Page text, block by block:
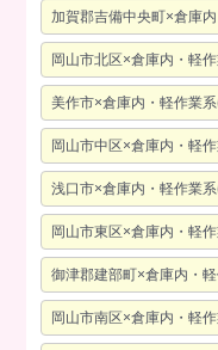
加賀郡吉備中央町×倉庫
岡山市北区×倉庫内・軽
美作市×倉庫内・軽作業
岡山市中区×倉庫内・軽
浅口市×倉庫内・軽作業
岡山市東区×倉庫内・軽
御津郡建部町×倉庫内・
岡山市南区×倉庫内・軽